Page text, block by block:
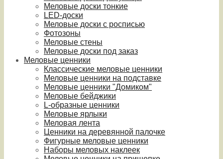
Меловые доски тонкие
LED-доски
Меловые доски с росписью
Фотозоны
Меловые стены
Меловые доски под заказ
Меловые ценники
Классические меловые ценники
Меловые ценники на подставке
Меловые ценники "Домиком"
Меловые бейджики
L-образные ценники
Меловые ярлыки
Меловая лента
Ценники на деревянной палочке
Фигурные меловые ценники
Наборы меловых наклеек